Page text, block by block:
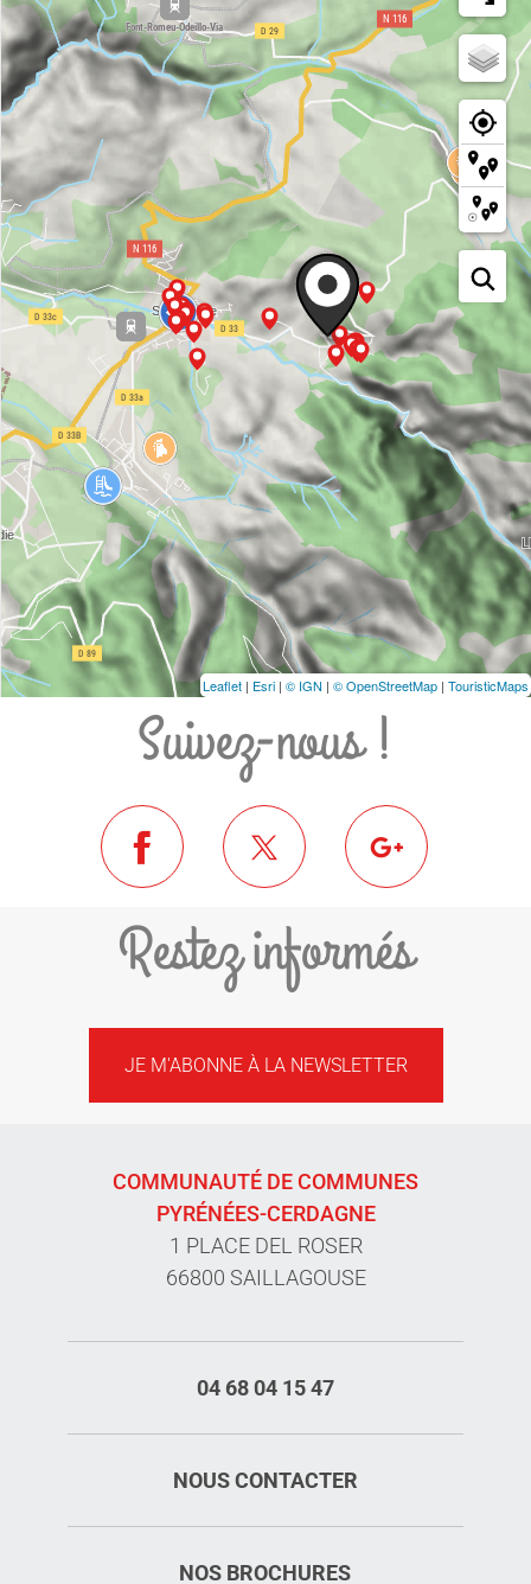
Leaflet | Esri | © IGN | © OpenStreetMap | TouristicMaps
Suivez-nous !
Restez informés
JE M'ABONNE À LA NEWSLETTER
COMMUNAUTÉ DE COMMUNES
PYRÉNÉES-CERDAGNE
1 PLACE DEL ROSER
66800 SAILLAGOUSE
04 68 04 15 47
NOUS CONTACTER
NOS BROCHURES